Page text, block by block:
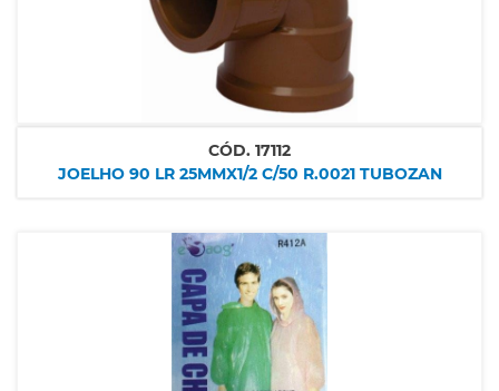
CÓD. 17112
JOELHO 90 LR 25MMX1/2 C/50 R.0021 TUBOZAN